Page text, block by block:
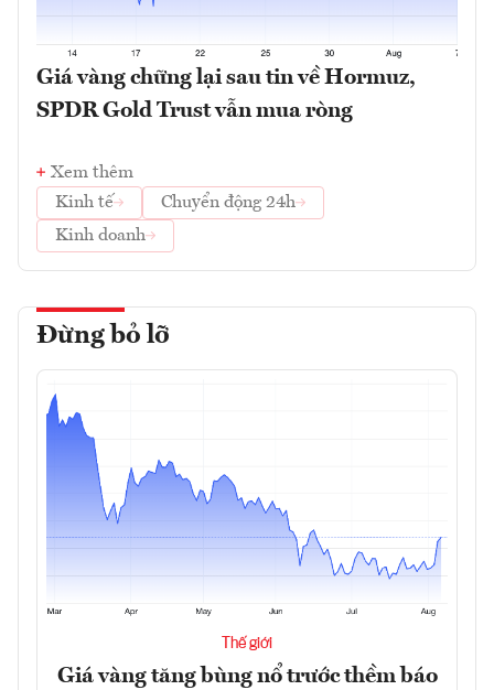
Giá vàng chững lại sau tin về Hormuz,
SPDR Gold Trust vẫn mua ròng
Xem thêm
Kinh tế
Chuyển động 24h
Kinh doanh
Đừng bỏ lỡ
Thế giới
Giá vàng tăng bùng nổ trước thềm báo